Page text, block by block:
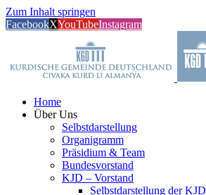
Zum Inhalt springen
FacebookXYouTubeInstagram
Home
Über Uns
Selbstdarstellung
Organigramm
Präsidium & Team
Bundesvorstand
KJD – Vorstand
Selbstdarstellung der KJD